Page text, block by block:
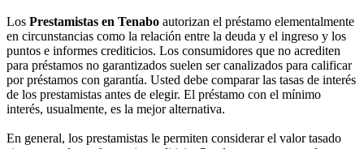
Los Prestamistas en Tenabo autorizan el préstamo elementalmente
en circunstancias como la relación entre la deuda y el ingreso y los
puntos e informes crediticios. Los consumidores que no acrediten
para préstamos no garantizados suelen ser canalizados para calificar
por préstamos con garantía. Usted debe comparar las tasas de interés
de los prestamistas antes de elegir. El préstamo con el mínimo
interés, usualmente, es la mejor alternativa.
En general, los prestamistas le permiten considerar el valor tasado